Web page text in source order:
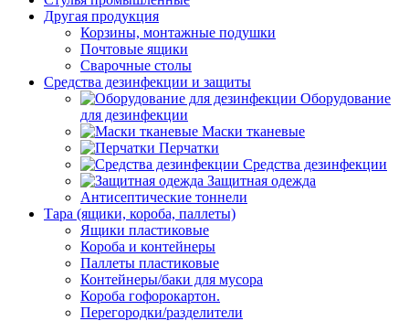
Другая продукция
Корзины, монтажные подушки
Почтовые ящики
Сварочные столы
Средства дезинфекции и защиты
Оборудование
для дезинфекции
Маски тканевые
Перчатки
Средства дезинфекции
Защитная одежда
Антисептические тоннели
Тара (ящики, короба, паллеты)
Ящики пластиковые
Короба и контейнеры
Паллеты пластиковые
Контейнеры/баки для мусора
Короба гофорокартон.
Перегородки/разделители